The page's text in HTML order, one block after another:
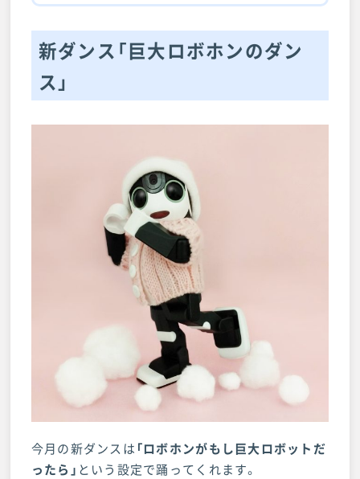
新ダンス「巨大ロボホンのダン
ス」
今月の新ダンスは 「ロボホンがもし巨大ロボットだ
ったら」 という設定で踊ってくれます。